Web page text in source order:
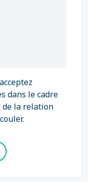
dans le cadre
de la relation